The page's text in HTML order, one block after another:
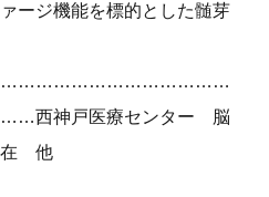
ージ機能を標的とした髄芽
西神戸医療センター 脳
他